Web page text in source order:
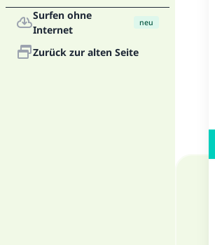
Surfen ohne
Internet
neu
Zurück zur alten Seite